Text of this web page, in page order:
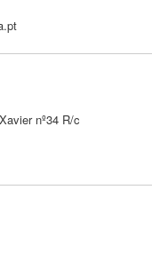
nº34 R/c